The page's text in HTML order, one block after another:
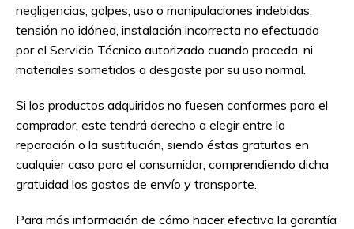
negligencias, golpes, uso o manipulaciones indebidas,
tensión no idónea, instalación incorrecta no efectuada
por el Servicio Técnico autorizado cuando proceda, ni
materiales sometidos a desgaste por su uso normal.
Si los productos adquiridos no fuesen conformes para el
comprador, este tendrá derecho a elegir entre la
reparación o la sustitución, siendo éstas gratuitas en
cualquier caso para el consumidor, comprendiendo dicha
gratuidad los gastos de envío y transporte.
Para más información de cómo hacer efectiva la garantía